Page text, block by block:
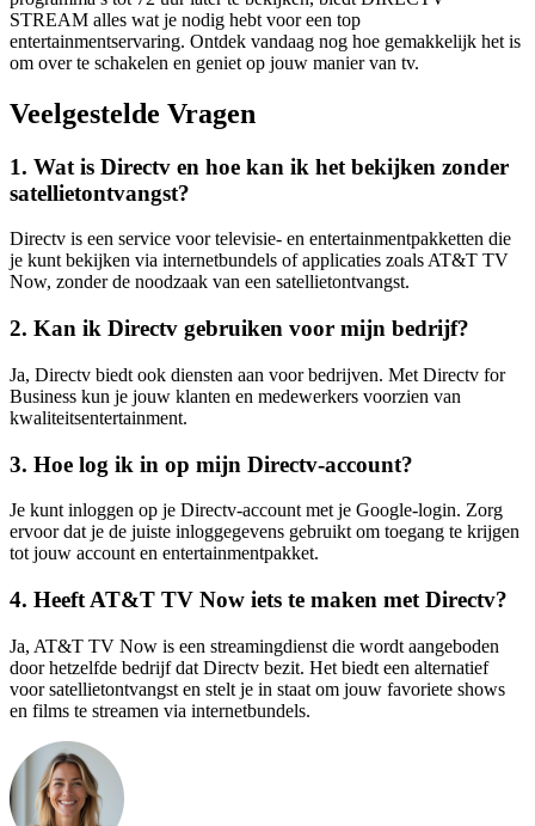
STREAM alles wat je nodig hebt voor een top
entertainmentservaring. Ontdek vandaag nog hoe gemakkelijk het is
om over te schakelen en geniet op jouw manier van tv.
Veelgestelde Vragen
1. Wat is Directv en hoe kan ik het bekijken zonder
satellietontvangst?
Directv is een service voor televisie- en entertainmentpakketten die
je kunt bekijken via internetbundels of applicaties zoals AT&T TV
Now, zonder de noodzaak van een satellietontvangst.
2. Kan ik Directv gebruiken voor mijn bedrijf?
Ja, Directv biedt ook diensten aan voor bedrijven. Met Directv for
Business kun je jouw klanten en medewerkers voorzien van
kwaliteitsentertainment.
3. Hoe log ik in op mijn Directv-account?
Je kunt inloggen op je Directv-account met je Google-login. Zorg
ervoor dat je de juiste inloggegevens gebruikt om toegang te krijgen
tot jouw account en entertainmentpakket.
4. Heeft AT&T TV Now iets te maken met Directv?
Ja, AT&T TV Now is een streamingdienst die wordt aangeboden
door hetzelfde bedrijf dat Directv bezit. Het biedt een alternatief
voor satellietontvangst en stelt je in staat om jouw favoriete shows
en films te streamen via internetbundels.